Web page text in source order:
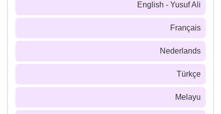
English - Yusuf Ali
Français
Nederlands
Türkçe
Melayu